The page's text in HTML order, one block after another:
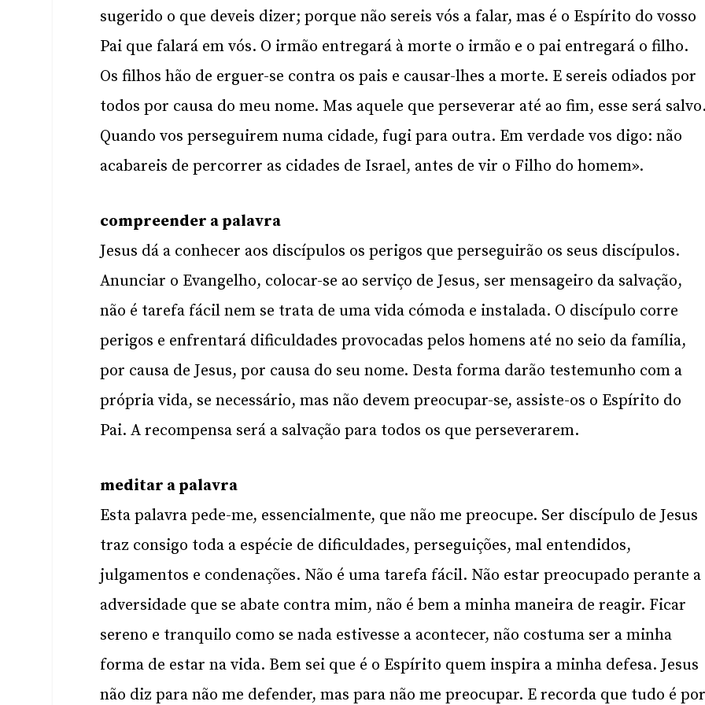
sugerido o que deveis dizer; porque não sereis vós a falar, mas é o Espírito do vosso
Pai que falará em vós. O irmão entregará à morte o irmão e o pai entregará o filho.
Os filhos hão de erguer-se contra os pais e causar-lhes a morte. E sereis odiados por
todos por causa do meu nome. Mas aquele que perseverar até ao fim, esse será
Quando vos perseguirem numa cidade, fugi para outra. Em verdade vos digo: não
acabareis de percorrer as cidades de Israel, antes de vir o Filho do homem».
compreender a palavra
Jesus dá a conhecer aos discípulos os perigos que perseguirão os seus discípulos.
Anunciar o Evangelho, colocar-se ao serviço de Jesus, ser mensageiro da salvação,
não é tarefa fácil nem se trata de uma vida cómoda e instalada. O discípulo corre
perigos e enfrentará dificuldades provocadas pelos homens até no seio da família,
por causa de Jesus, por causa do seu nome. Desta forma darão testemunho com a
própria vida, se necessário, mas não devem preocupar-se, assiste-os o Espírito do
Pai. A recompensa será a salvação para todos os que perseverarem.
meditar a palavra
Esta palavra pede-me, essencialmente, que não me preocupe. Ser discípulo de Jesus
traz consigo toda a espécie de dificuldades, perseguições, mal entendidos,
julgamentos e condenações. Não é uma tarefa fácil. Não estar preocupado perante a
adversidade que se abate contra mim, não é bem a minha maneira de reagir. Ficar
sereno e tranquilo como se nada estivesse a acontecer, não costuma ser a minha
forma de estar na vida. Bem sei que é o Espírito quem inspira a minha defesa. Jesus
não diz para não me defender, mas para não me preocupar. E recorda que tudo é